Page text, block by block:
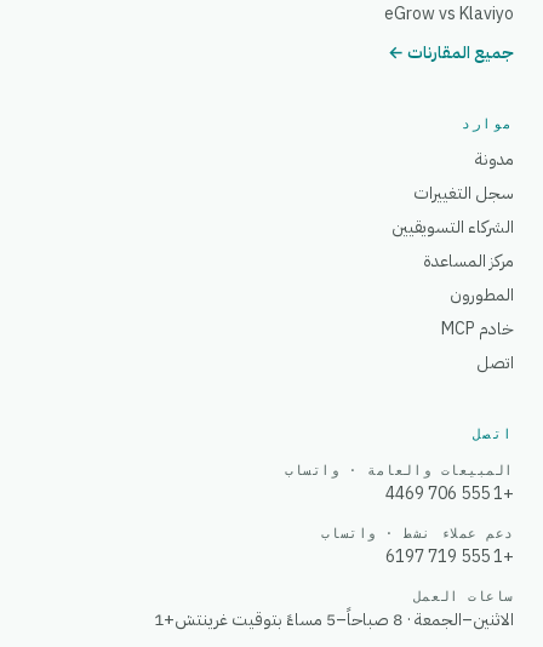
eGrow vs Klaviyo
جميع المقارنات ←
موارد
مدونة
سجل التغييرات
الشركاء التسويقيين
مركز المساعدة
المطورون
خادم MCP
اتصل
اتصل
المبيعات والعامة · واتساب
+1 555 706 4469
دعم عملاء نشط · واتساب
+1 555 719 6197
ساعات العمل
الاثنين–الجمعة · 8 صباحاً–5 مساءً بتوقيت غرينتش+1